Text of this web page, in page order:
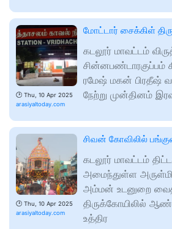
🕑 Thu, 10 Apr 2025
arasiyaltoday.com
மோட்டார் சைக்கிள்
கடலூர் மாவட்டம்
சின்னபண்டாரகுப்பம்
ரமேஷ் மகன் பிரதீஷ்
நேற்று முன்தினம்
🕑 Thu, 10 Apr 2025
arasiyaltoday.com
சிவன் கோவிலில்
கடலூர் மாவட்டம்
அமைந்துள்ள
அம்மன் உடனுறை
திருக்கோயிலில்
உத்திர